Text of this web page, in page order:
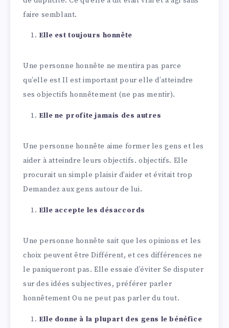
faire semblant.
Elle est toujours honnête
Une personne honnête ne mentira pas parce
qu’elle est Il est important pour elle d’atteindre
ses objectifs honnêtement (ne pas mentir).
Elle ne profite jamais des autres
Une personne honnête aime former les gens et les
aider à atteindre leurs objectifs. objectifs. Elle
procurait un simple plaisir d’aider et évitait trop
Demandez aux gens autour de lui.
Elle accepte les désaccords
Une personne honnête sait que les opinions et les
choix peuvent être Différent, et ces différences ne
le paniqueront pas. Elle essaie d’éviter Se disputer
sur des idées subjectives, préférer parler
honnêtement Ou ne peut pas parler du tout.
Elle donne à la plupart des gens le bénéfice